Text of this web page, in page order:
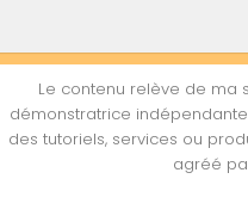
Le contenu relève de ma
démonstratrice indépendante
des tutoriels, services ou
agréé